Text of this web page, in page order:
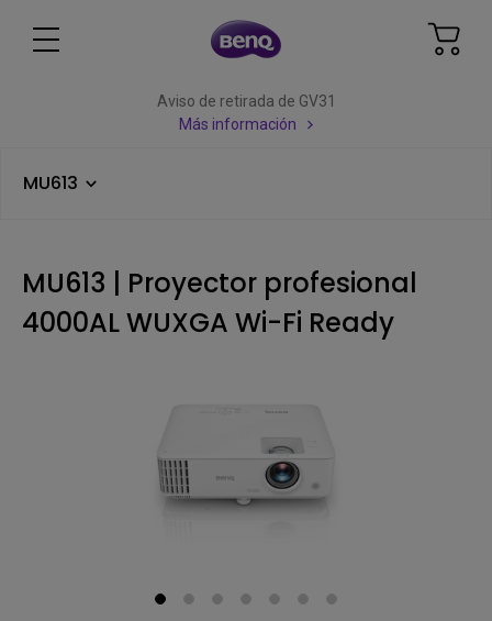
Aviso de retirada de GV31
Más información
MU613
MU613 | Proyector profesional
4000AL WUXGA Wi-Fi Ready